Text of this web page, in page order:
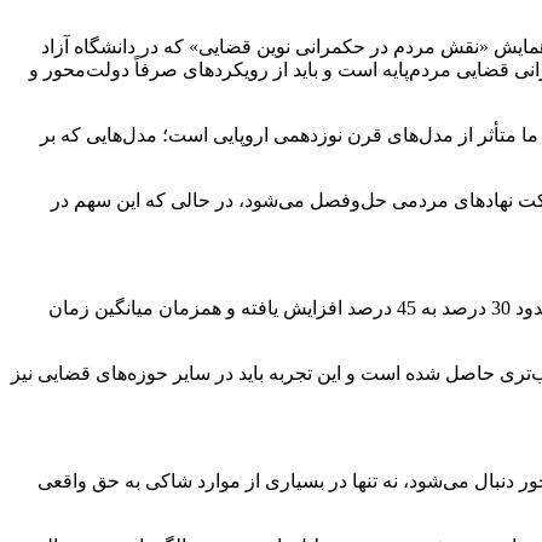
«نقش مردم در حکمرانی نوین قضایی» که در دانشگاه آزاد
قضایی مردم‌پایه است و باید از رویکردهای صرفاً دولت‌محور و
متأثر از مدل‌های قرن نوزدهمی اروپایی است؛ مدل‌هایی که بر
نهادهای مردمی حل‌وفصل می‌شود، در حالی که این سهم در
رئیس مرکز حل اختلاف کشور با تشریح دستاوردهای شوراهای حل اختلاف گفت: طی سال‌های اخیر نرخ سازش در پرونده‌های ارجاعی از حدود 30 درصد به 45 درصد افزایش یافته و همزمان میانگین زمان
حاصل شده است و این تجربه باید در سایر حوزه‌های قضایی نیز
دنبال می‌شود، نه تنها در بسیاری از موارد شاکی به حق واقعی